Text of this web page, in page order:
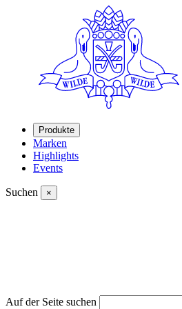
Produkte
Marken
Highlights
Events
Suchen ×
Auf der Seite suchen